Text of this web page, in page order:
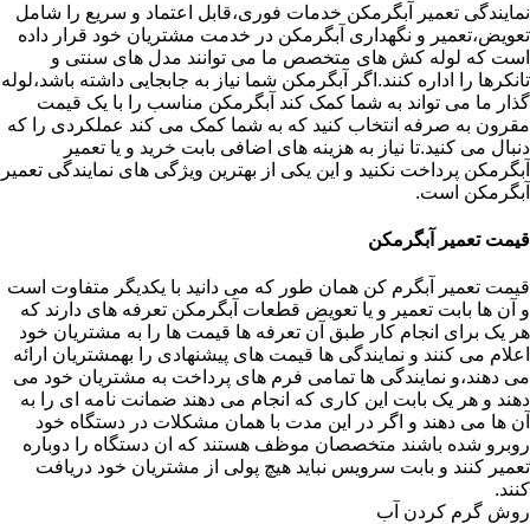
نمایندگی تعمیر آبگرمکن خدمات فوری،قابل اعتماد و سریع را شامل
تعویض،تعمیر و نگهداری آبگرمکن در خدمت مشتریان خود قرار داده
است که لوله کش های متخصص ما می توانند مدل های سنتی و
تانکرها را اداره کنند.اگر آبگرمکن شما نیاز به جابجایی داشته باشد،لوله
گذار ما می تواند به شما کمک کند آبگرمکن مناسب را با یک قیمت
مقرون به صرفه انتخاب کنید که به شما کمک می کند عملکردی را که
دنبال می کنید.تا نیاز به هزینه های اضافی بابت خرید و یا تعمیر
آبگرمکن پرداخت نکنید و این یکی از بهترین ویژگی های نمایندگی تعمیر
آبگرمکن است.
قیمت تعمیر آبگرمکن
قیمت تعمیر آبگرم کن همان طور که می دانید با یکدیگر متفاوت است
و آن ها بابت تعمیر و یا تعویض قطعات آبگرمکن تعرفه های دارند که
هر یک برای انجام کار طبق آن تعرفه ها قیمت ها را به مشتریان خود
اعلام می کنند و نمایندگی ها قیمت های پیشنهادی را بهمشتریان ارائه
می دهند،و نمایندگی ها تمامی فرم های پرداخت به مشتریان خود می
دهند و هر یک بابت این کاری که انجام می دهند ضمانت نامه ای را به
آن ها می دهند و اگر در این مدت با همان مشکلات در دستگاه خود
روبرو شده باشند متخصصان موظف هستند که ان دستگاه را دوباره
تعمیر کنند و بابت سرویس نباید هیچ پولی از مشتریان خود دریافت
کنند.
روش گرم کردن آب